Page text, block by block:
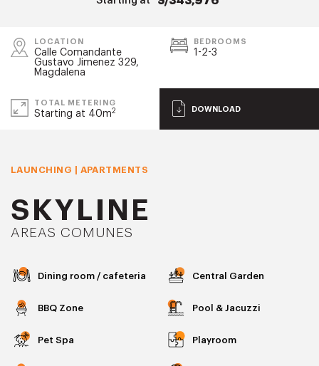
LOCATION
Calle Comandante
Gustavo Jimenez 329,
Magdalena
BEDROOMS
1-2-3
TOTAL METERING
Starting at 40m2 DOWNLOAD
LAUNCHING | APARTMENTS
SKYLINE
AREAS COMUNES
Dining room / cafeteria Central Garden
BBQ Zone Pool & Jacuzzi
Pet Spa Playroom